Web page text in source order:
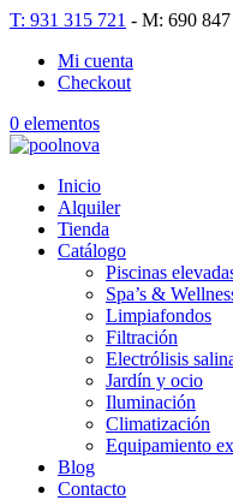
T: 931 315 721 - M: 690
Mi cuenta
Checkout
0 elementos
Inicio
Alquiler
Tienda
Catálogo
Piscinas
Spa’s &
Limpiafondos
Filtración
Electrólisis
Jardín y ocio
Iluminación
Climatización
Equipamiento
Blog
Contacto